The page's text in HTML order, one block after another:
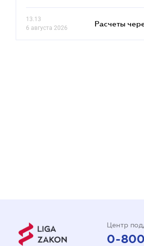
13.13
6 августа 2026
Расчеты
Центр
0-